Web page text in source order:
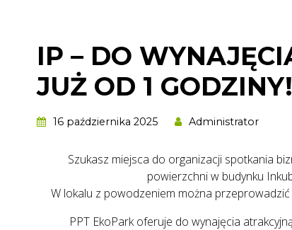
IP – DO
JUŻ OD 1 GODZINY!
16 października 2025 Administrator
Szukasz miejsca do organizacji spotkania
powierzchni w budynku
W lokalu z powodzeniem można
PPT EkoPark oferuje do wynajęcia